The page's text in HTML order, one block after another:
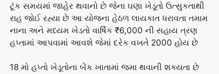
ટૂંક સમયમાં જાહેર થવાનો છે જેના ઘણા ખેડૂતો ઉત્સુકતાથી
રાહ જોઈ રહ્યા છે આ યોજના હેઠળ લાયકાત ધરાવતા તમામ
નાના અને મધ્યમ ખેડતો વાર્ષિક ₹6,000 ની સહાય ત્રણ
હપ્તામાં આપવામાં આવશે જેમાં દરેક વખતે 2000 હોય છે
18 મો હપ્તો ખેડૂતોના બેંક ખાતામાં જમા થવાની શક્યતા છે